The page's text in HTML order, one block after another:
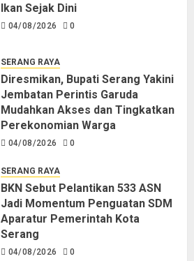
Ikan Sejak Dini
04/08/2026 0
SERANG RAYA
Diresmikan, Bupati Serang Yakini
Jembatan Perintis Garuda
Mudahkan Akses dan Tingkatkan
Perekonomian Warga
04/08/2026 0
SERANG RAYA
BKN Sebut Pelantikan 533 ASN
Jadi Momentum Penguatan SDM
Aparatur Pemerintah Kota
Serang
04/08/2026 0